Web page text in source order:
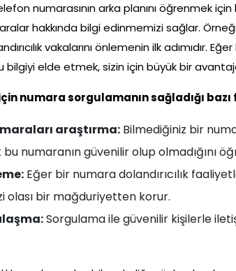
numarasının arka planını öğrenmek
hakkında bilgi edinmemizi sağlar.
vakalarını önlemenin ilk adımıdır.
bilgiyi elde etmek, sizin için büyük bir
numara sorgulamanın sağladığı
araştırma: Bilmediğiniz bir
numaranın güvenilir olup olmadığını
Eğer bir numara dolandırıcılık
olası bir mağduriyetten korur.
Sorgulama ile güvenilir kişilerle